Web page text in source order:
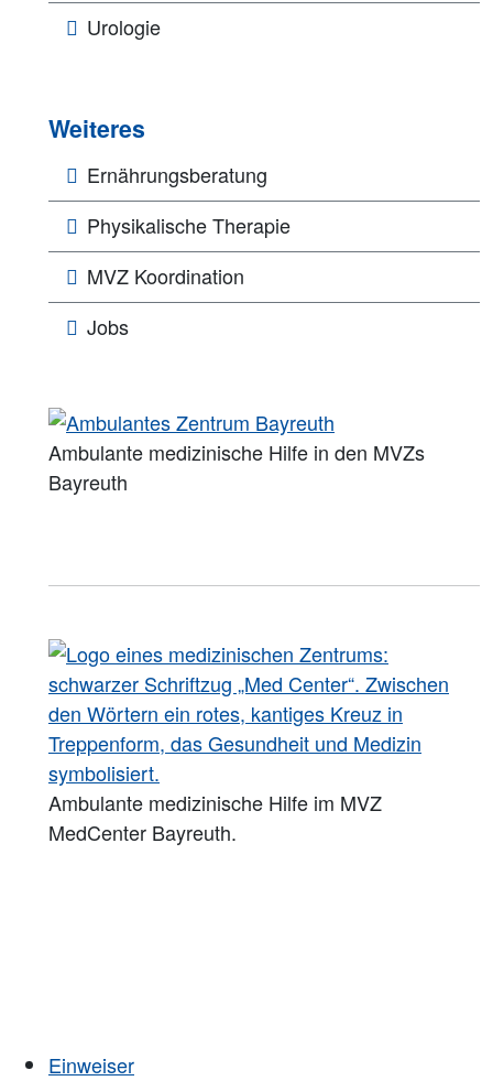
Urologie
Weiteres
Ernährungsberatung
Physikalische Therapie
MVZ Koordination
Jobs
Ambulante medizinische Hilfe in den MVZs
Bayreuth
Ambulante medizinische Hilfe im MVZ
MedCenter Bayreuth.
Einweiser